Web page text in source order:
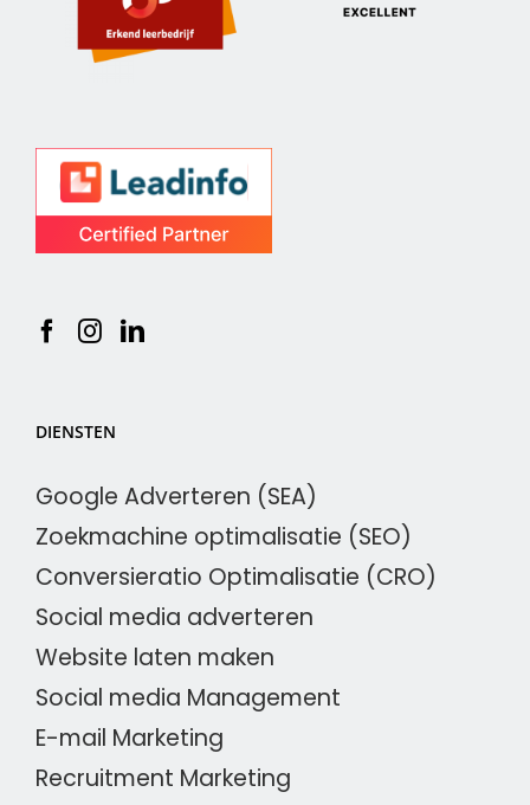
DIENSTEN
Google Adverteren (SEA)
Zoekmachine optimalisatie (SEO)
Conversieratio Optimalisatie (CRO)
Social media adverteren
Website laten maken
Social media Management
E-mail Marketing
Recruitment Marketing